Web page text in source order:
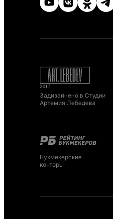
Задизайнено в Студии
Артемия Лебедева
Букмекерские
конторы